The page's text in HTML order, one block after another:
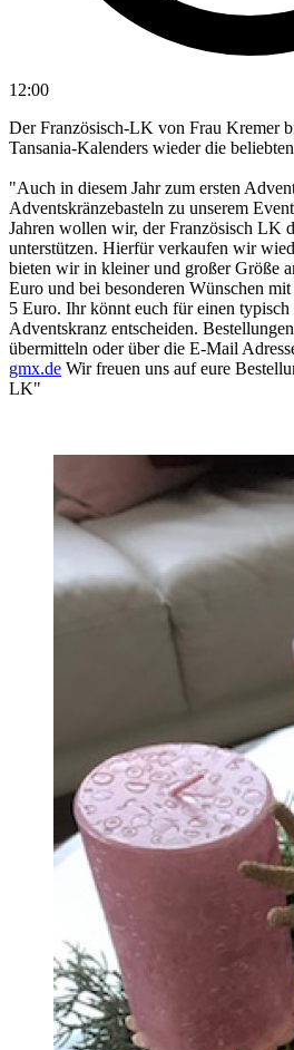
12:00
Der Französisch-LK von Frau Kremer
Tansania-Kalenders wieder die
"Auch in diesem Jahr zum ersten
Adventskränzebasteln zu unserem
Jahren wollen wir, der Französisch LK
unterstützen. Hierfür verkaufen wir
bieten wir in kleiner und großer Größe
Euro und bei besonderen Wünschen
5 Euro. Ihr könnt euch für einen
Adventskranz entscheiden.
übermitteln oder über die E-Mail
gmx.de Wir freuen uns auf eure
LK"